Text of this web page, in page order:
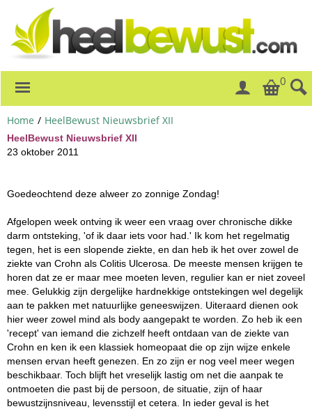
0
Home / HeelBewust Nieuwsbrief XII
HeelBewust Nieuwsbrief XII
23 oktober 2011
Goedeochtend deze alweer zo zonnige Zondag!
Afgelopen week ontving ik weer een vraag over chronische dikke
darm ontsteking, 'of ik daar iets voor had.' Ik kom het regelmatig
tegen, het is een slopende ziekte, en dan heb ik het over zowel de
ziekte van Crohn als Colitis Ulcerosa. De meeste mensen krijgen te
horen dat ze er maar mee moeten leven, regulier kan er niet zoveel
mee. Gelukkig zijn dergelijke hardnekkige ontstekingen wel degelijk
aan te pakken met natuurlijke geneeswijzen. Uiteraard dienen ook
hier weer zowel mind als body aangepakt te worden. Zo heb ik een
'recept' van iemand die zichzelf heeft ontdaan van de ziekte van
Crohn en ken ik een klassiek homeopaat die op zijn wijze enkele
mensen ervan heeft genezen. En zo zijn er nog veel meer wegen
beschikbaar. Toch blijft het vreselijk lastig om net die aanpak te
ontmoeten die past bij de persoon, de situatie, zijn of haar
bewustzijnsniveau, levensstijl et cetera. In ieder geval is het